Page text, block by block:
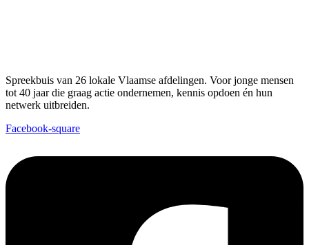
Spreekbuis van 26 lokale Vlaamse afdelingen. Voor jonge mensen
tot 40 jaar die graag actie ondernemen, kennis opdoen én hun
netwerk uitbreiden.
Facebook-square